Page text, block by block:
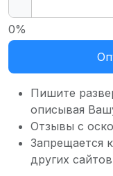
0%
Пишите
описывая
Отзывы с
Запрещается
других